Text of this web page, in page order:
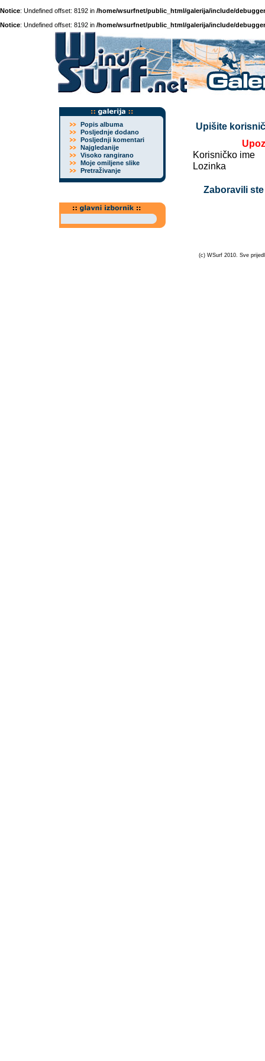
Notice: Undefined offset: 8192 in /home/wsurfnet/public_html/galerija/include/
Notice: Undefined offset: 8192 in /home/wsurfnet/public_html/galerija/include/
Popis albuma
Posljednje dodano
Posljednji komentari
Najgledanije
Visoko rangirano
Moje omiljene slike
Pretraživanje
Upišite
Korisničko ime
Lozinka
Zaboravili
(c) WSurf 2010. Sve